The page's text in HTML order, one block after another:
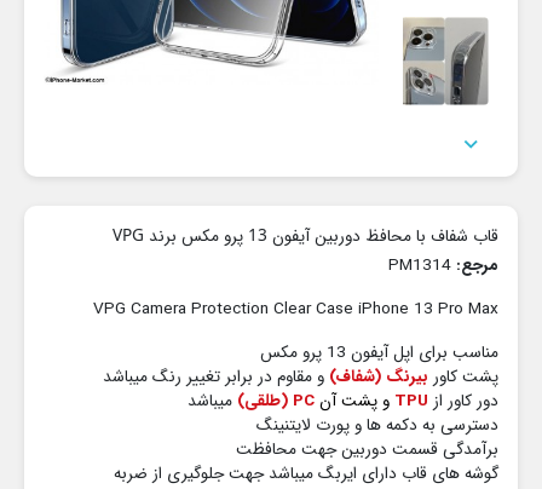

قاب شفاف با محافظ دوربین آیفون 13 پرو مکس برند VPG
مرجع:
VPG Camera Protection Clear Case iPhone 13 Pro Max
مناسب برای اپل آیفون 13 پرو مکس
پشت کاور بیرنگ (شفاف) و مقاوم در برابر تغییر رنگ میباشد
دور کاور از TPU و پشت آنPC (طلقی)
میباشد
دسترسی به دکمه ها و پورت لایتنینگ
برآمدگی قسمت دوربین جهت محافظت
گوشه های قاب دارای ایربگ میباشد جهت جلوگیری از ضربه